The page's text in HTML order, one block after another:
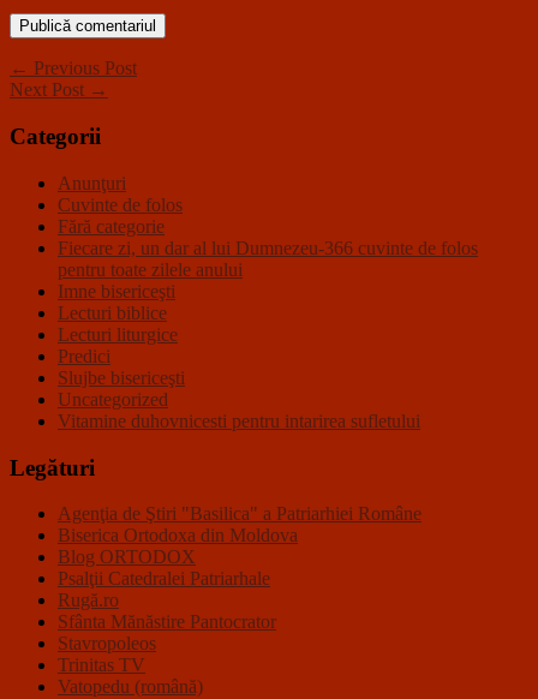
← Previous Post
Next Post →
Categorii
Anunţuri
Cuvinte de folos
Fără categorie
Fiecare zi, un dar al lui Dumnezeu-366 cuvinte de folos
pentru toate zilele anului
Imne bisericeşti
Lecturi biblice
Lecturi liturgice
Predici
Slujbe bisericeşti
Uncategorized
Vitamine duhovnicesti pentru intarirea sufletului
Legături
Agenţia de Ştiri "Basilica" a Patriarhiei Române
Biserica Ortodoxa din Moldova
Blog ORTODOX
Psalţii Catedralei Patriarhale
Rugă.ro
Sfânta Mănăstire Pantocrator
Stavropoleos
Trinitas TV
Vatopedu (română)